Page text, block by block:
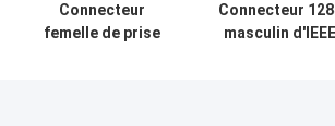
Connecteur
femelle de prise
Connecteur
masculin d'IEEE